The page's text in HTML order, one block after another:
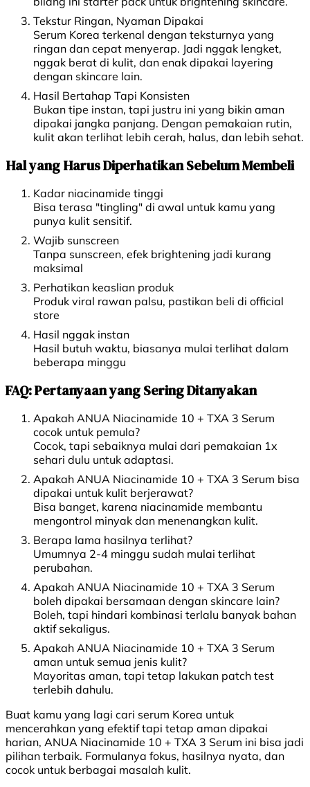
Tekstur Ringan, Nyaman Dipakai
Serum Korea terkenal dengan teksturnya yang
ringan dan cepat menyerap. Jadi nggak lengket,
nggak berat di kulit, dan enak dipakai layering
dengan skincare lain.
Hasil Bertahap Tapi Konsisten
Bukan tipe instan, tapi justru ini yang bikin aman
dipakai jangka panjang. Dengan pemakaian rutin,
kulit akan terlihat lebih cerah, halus, dan lebih sehat.
Hal yang Harus Diperhatikan Sebelum Membeli
Kadar niacinamide tinggi
Bisa terasa "tingling" di awal untuk kamu yang
punya kulit sensitif.
Wajib sunscreen
Tanpa sunscreen, efek brightening jadi kurang
maksimal
Perhatikan keaslian produk
Produk viral rawan palsu, pastikan beli di official
store
Hasil nggak instan
Hasil butuh waktu, biasanya mulai terlihat dalam
beberapa minggu
FAQ: Pertanyaan yang Sering Ditanyakan
Apakah ANUA Niacinamide 10 + TXA 3 Serum
cocok untuk pemula?
Cocok, tapi sebaiknya mulai dari pemakaian 1x
sehari dulu untuk adaptasi.
Apakah ANUA Niacinamide 10 + TXA 3 Serum bisa
dipakai untuk kulit berjerawat?
Bisa banget, karena niacinamide membantu
mengontrol minyak dan menenangkan kulit.
Berapa lama hasilnya terlihat?
Umumnya 2-4 minggu sudah mulai terlihat
perubahan.
Apakah ANUA Niacinamide 10 + TXA 3 Serum
boleh dipakai bersamaan dengan skincare lain?
Boleh, tapi hindari kombinasi terlalu banyak bahan
aktif sekaligus.
Apakah ANUA Niacinamide 10 + TXA 3 Serum
aman untuk semua jenis kulit?
Mayoritas aman, tapi tetap lakukan patch test
terlebih dahulu.
Buat kamu yang lagi cari serum Korea untuk
mencerahkan yang efektif tapi tetap aman dipakai
harian, ANUA Niacinamide 10 + TXA 3 Serum ini bisa jadi
pilihan terbaik. Formulanya fokus, hasilnya nyata, dan
cocok untuk berbagai masalah kulit.